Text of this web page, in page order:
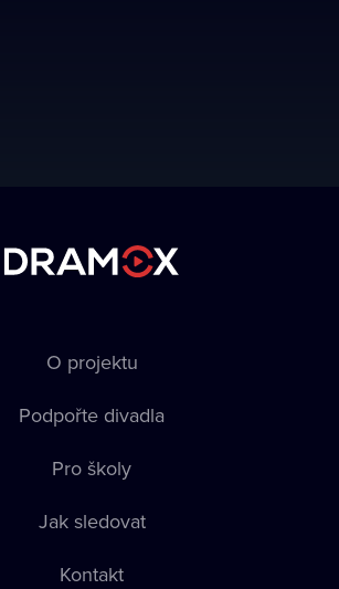
O projektu
Podpořte divadla
Pro školy
Jak sledovat
Kontakt